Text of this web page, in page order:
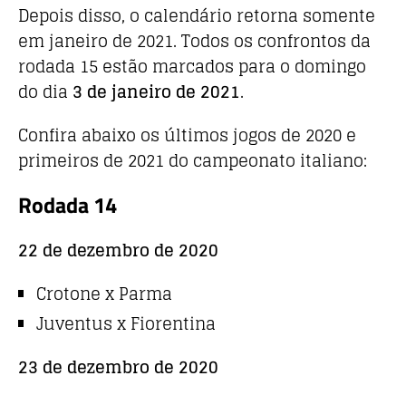
Depois disso, o calendário retorna somente
em janeiro de 2021. Todos os confrontos da
rodada 15 estão marcados para o domingo
do dia 3 de janeiro de 2021.
Confira abaixo os últimos jogos de 2020 e
primeiros de 2021 do campeonato italiano:
Rodada 14
22 de dezembro de 2020
Crotone x Parma
Juventus x Fiorentina
23 de dezembro de 2020